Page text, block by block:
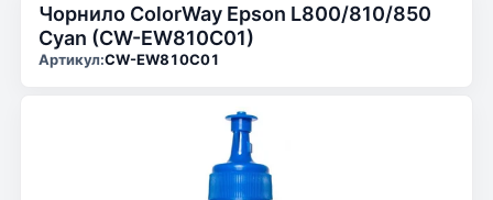
Чорнило ColorWay Epson L800/810/850
Cyan (CW-EW810C01)
Артикул:CW-EW810C01